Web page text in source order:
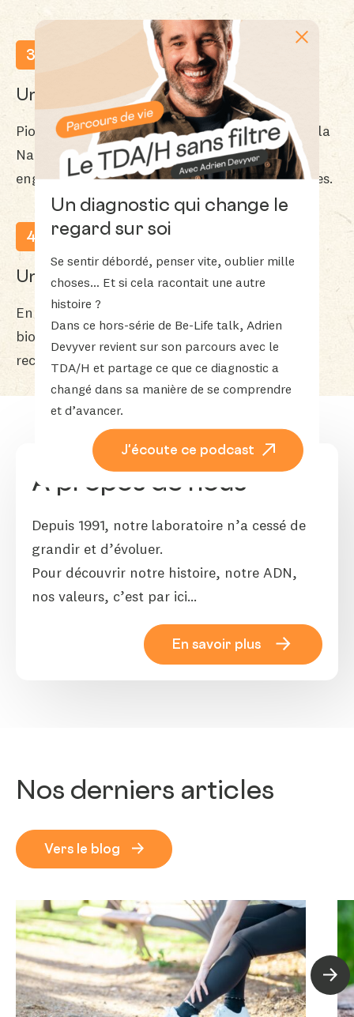
3
Un ancrage écologique depuis 1991
Pionnier en la matière, notre laboratoire place la
Nature au coeur de son ADN grâce à des
engagements forts et innovations très concrètes.
4
Un emballage écoresponsable
En 2025, nous avons développé un emballage
biosourcé, issu de la canne à sucre. Il est
recyclable via le sac PMC bleu.
A propos de nous
Depuis 1991, notre laboratoire n’a cessé de
grandir et d’évoluer.
Pour découvrir notre histoire, notre ADN,
nos valeurs, c’est par ici…
En savoir plus
Nos derniers articles
Vers le blog
Fermer
Un diagnostic qui change le
regard sur soi
Se sentir débordé, penser vite, oublier mille
choses… Et si cela racontait une autre
histoire ?
Dans ce hors-série de Be-Life talk, Adrien
Devyver revient sur son parcours avec le
TDA/H et partage ce que ce diagnostic a
changé dans sa manière de se comprendre
et d’avancer.
J'écoute ce podcast